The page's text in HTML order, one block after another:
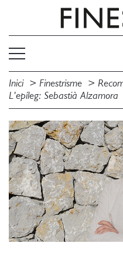
Inici Finestrisme
L'epíleg: Sebastià Alzamora